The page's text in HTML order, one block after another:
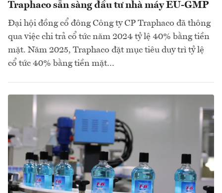
Traphaco sẵn sàng đầu tư nhà máy EU-GMP
Đại hội đồng cổ đông Công ty CP Traphaco đã thông
qua việc chi trả cổ tức năm 2024 tỷ lệ 40% bằng tiền
mặt. Năm 2025, Traphaco đặt mục tiêu duy trì tỷ lệ
cổ tức 40% bằng tiền mặt...